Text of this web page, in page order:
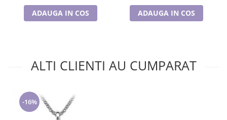
ADAUGA IN COS ADAUGA IN COS
ALTI CLIENTI AU CUMPARAT
-16%